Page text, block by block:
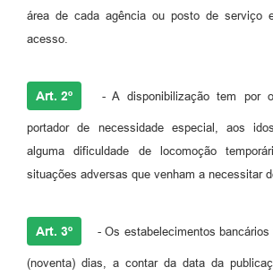
área de cada agência ou posto de serviço
acesso.
Art. 2º - A disponibilização tem por
portador de necessidade especial, aos
alguma dificuldade de locomoção
situações adversas que venham a necessitar
Art. 3º - Os estabelecimentos
(noventa) dias, a contar da data da